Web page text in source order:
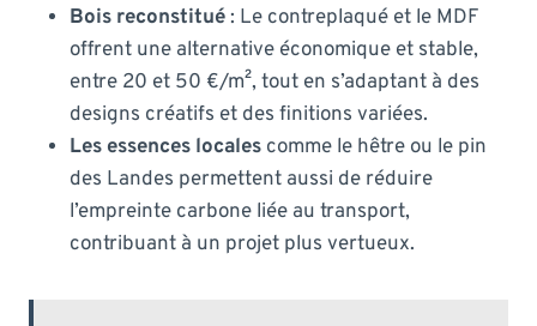
Bois reconstitué: Le contreplaqué et le MDF
offrent une alternative économique et stable,
entre 20 et 50 €/m², tout en s’adaptant à des
designs créatifs et des finitions variées.
Les essences locales comme le hêtre ou le pin
des Landes permettent aussi de réduire
l’empreinte carbone liée au transport,
contribuant à un projet plus vertueux.